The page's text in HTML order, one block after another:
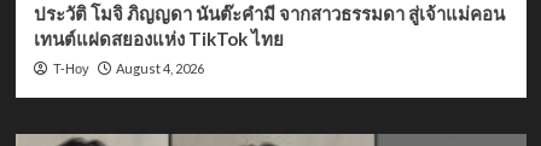
ประวัติ โมจิ ภิญญดา นันต๊ะคำมี จากสาวธรรมดา สู่เจ้าแม่คอน
เทนต์แฝดสยองแห่ง TikTok ไทย
T-Hoy August 4, 2026